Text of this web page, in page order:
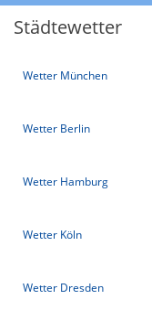
Städtewetter
Wetter München
Wetter Berlin
Wetter Hamburg
Wetter Köln
Wetter Dresden